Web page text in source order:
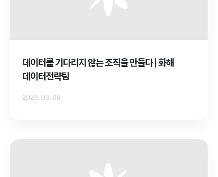
데이터를 기다리지 않는 조직을 만들다 | 화해
데이터전략팀
2026. 03. 06